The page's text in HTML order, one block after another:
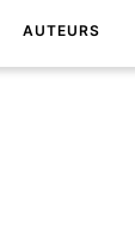
AUTEURS